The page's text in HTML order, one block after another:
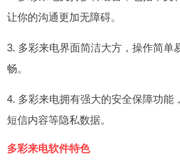
让你的沟通更加无障碍。
3. 多彩来电界面简洁大方，操作简单
畅。
4. 多彩来电拥有强大的安全保障功能
短信内容等隐私数据。
多彩来电软件特色